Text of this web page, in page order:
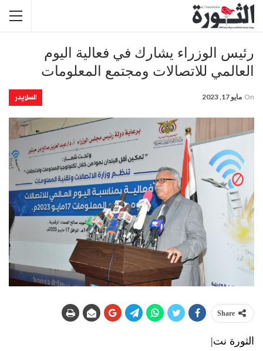
رئيس الوزراء يشارك في فعالية اليوم
العالمي للاتصالات ومجتمع المعلومات
السلايدر On مايو 17, 2023
Share
الثورة نت|